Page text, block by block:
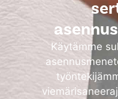
Käytämme